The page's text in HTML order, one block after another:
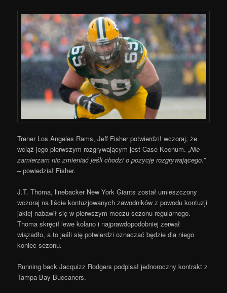
Trener Los Angeles Rams, Jeff Fisher potwierdził wczoraj, że
wciąż jego pierwszym rozgrywającym jest Case Keenum.„Nie
zamierzam nic zmieniać jeśli chodzi o pozycję rozgrywającego.”
– powiedział Fisher.
J.T. Thoma, linebacker New York Giants został umieszczony
wczoraj na liście kontuzjowanych zawodników z powodu kontuzji
jakiej nabawił się w pierwszym meczu sezonu regularnego.
Thoma skręcił lewe kolano i najprawdopodobniej zerwał
wiązadło, a to jeśli się potwierdzi oznaczać będzie dla niego
koniec sezonu.
Running back Jacquizz Rodgers podpisał jednoroczny kontrakt z
Tampa Bay Buccaners.